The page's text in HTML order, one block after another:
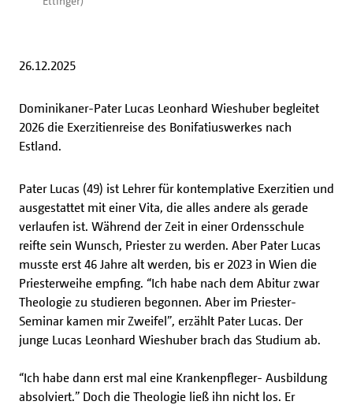
26.12.2025
Dominikaner-Pater Lucas Leonhard Wieshuber begleitet
2026 die Exerzitienreise des Bonifatiuswerkes nach
Estland.
Pater Lucas (49) ist Lehrer für kontemplative Exerzitien und
ausgestattet mit einer Vita, die alles andere als gerade
verlaufen ist. Während der Zeit in einer Ordensschule
reifte sein Wunsch, Priester zu werden. Aber Pater Lucas
musste erst 46 Jahre alt werden, bis er 2023 in Wien die
Priesterweihe empfing. “Ich habe nach dem Abitur zwar
Theologie zu studieren begonnen. Aber im Priester-
Seminar kamen mir Zweifel”, erzählt Pater Lucas. Der
junge Lucas Leonhard Wieshuber brach das Studium ab.
“Ich habe dann erst mal eine Krankenpfleger- Ausbildung
absolviert.” Doch die Theologie ließ ihn nicht los. Er